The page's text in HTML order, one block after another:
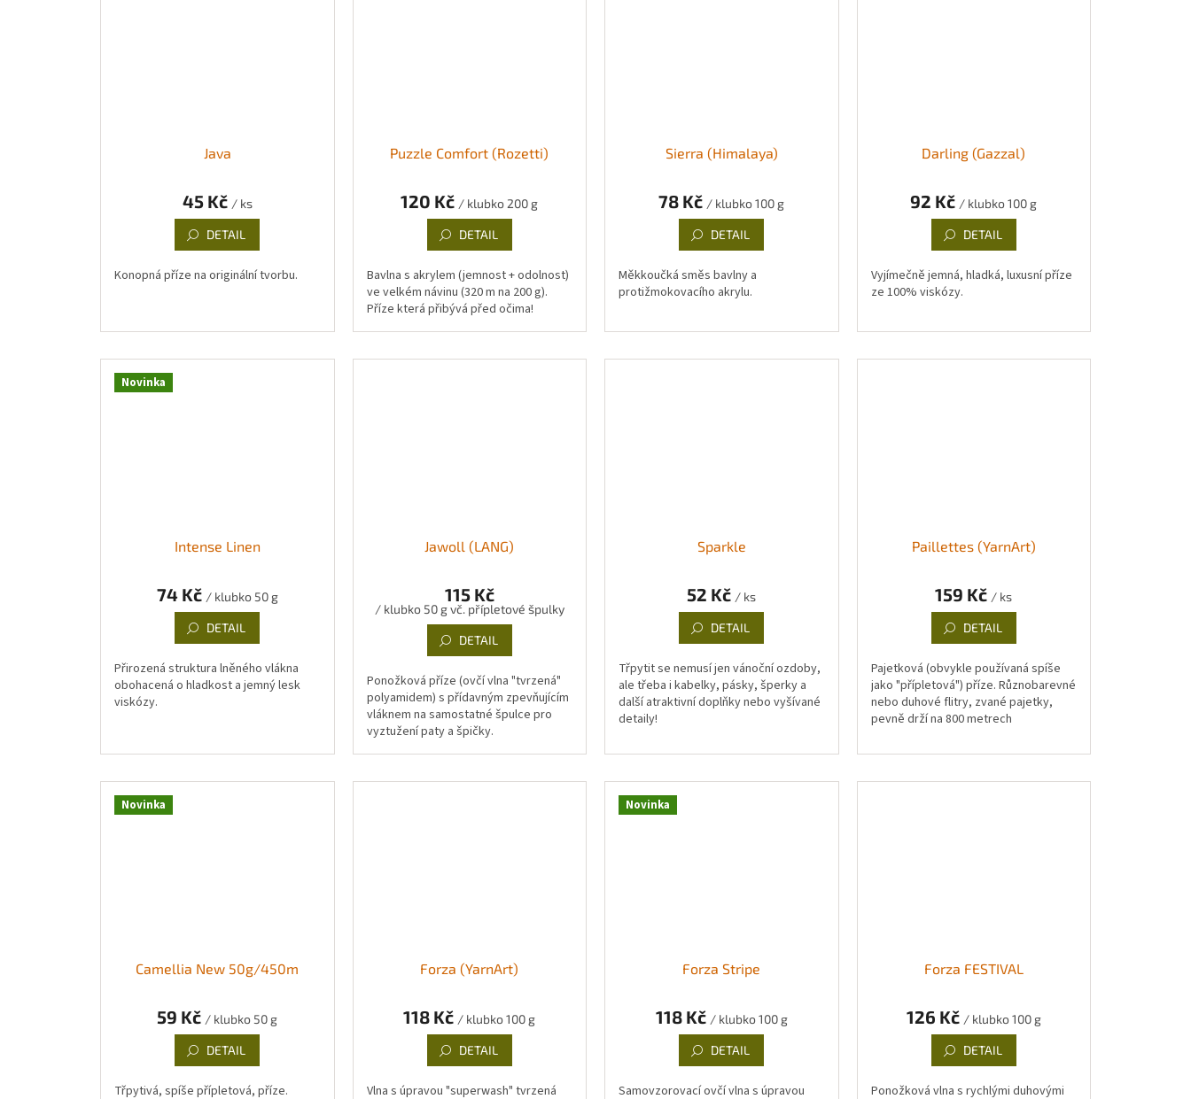
Java
45 Kč / ks
DETAIL
Konopná příze na originální tvorbu.
Puzzle Comfort (Rozetti)
120 Kč / klubko 200 g
DETAIL
Bavlna s akrylem (jemnost + odolnost)
ve velkém návinu (320 m na 200 g).
Příze která přibývá před očima!
Sierra (Himalaya)
78 Kč / klubko 100 g
DETAIL
Měkkoučká směs bavlny a
protižmokovacího akrylu.
Darling (Gazzal)
92 Kč / klubko 100 g
DETAIL
Vyjímečně jemná, hladká, luxusní příze
ze 100% viskózy.
Novinka
Intense Linen
74 Kč / klubko 50 g
DETAIL
Přirozená struktura lněného vlákna
obohacená o hladkost a jemný lesk
viskózy.
Jawoll (LANG)
115 Kč
/ klubko 50 g vč. přípletové špulky
DETAIL
Ponožková příze (ovčí vlna "tvrzená"
polyamidem) s přídavným zpevňujícím
vláknem na samostatné špulce pro
vyztužení paty a špičky.
Sparkle
52 Kč / ks
DETAIL
Třpytit se nemusí jen vánoční ozdoby,
ale třeba i kabelky, pásky, šperky a
další atraktivní doplňky nebo vyšívané
detaily!
Paillettes (YarnArt)
159 Kč / ks
DETAIL
Pajetková (obvykle používaná spíše
jako "přípletová") příze. Různobarevné
nebo duhové flitry, zvané pajetky,
pevně drží na 800 metrech
Novinka
Camellia New 50g/450m
59 Kč / klubko 50 g
DETAIL
Třpytivá, spíše přípletová, příze.
Forza (YarnArt)
118 Kč / klubko 100 g
DETAIL
Vlna s úpravou "superwash" tvrzená
Novinka
Forza Stripe
118 Kč / klubko 100 g
DETAIL
Samovzorovací ovčí vlna s úpravou
Forza FESTIVAL
126 Kč / klubko 100 g
DETAIL
Ponožková vlna s rychlými duhovými